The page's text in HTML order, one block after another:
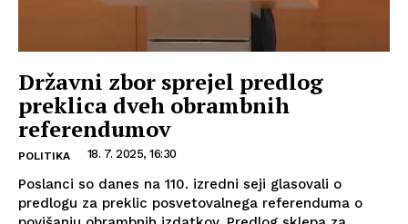
Državni zbor sprejel predlog
preklica dveh obrambnih
referendumov
POLITIKA 18. 7. 2025, 16:30
Poslanci so danes na 110. izredni seji glasovali o
predlogu za preklic posvetovalnega referenduma o